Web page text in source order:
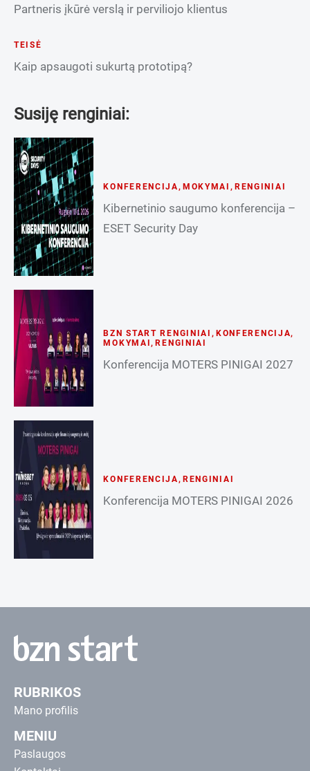
Partneris įkūrė verslą ir perviliojo klientus
TEISĖ
Kaip apsaugoti sukurtą prototipą?
Susiję renginiai:
KONFERENCIJA , MOKYMAI , RENGINIAI
Kibernetinio saugumo konferencija –
ESET Security Day
BZN START RENGINIAI , KONFERENCIJA,
MOKYMAI ,RENGINIAI
Konferencija MOTERS PINIGAI 2027
KONFERENCIJA, RENGINIAI
Konferencija MOTERS PINIGAI 2026
RUBRIKOS
Mano profilis
MENIU
Paslaugos